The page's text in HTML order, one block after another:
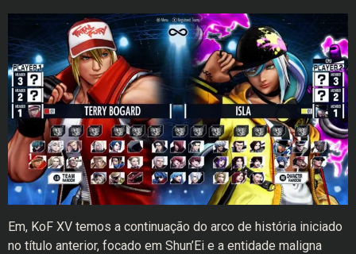
Em, KoF XV temos a continuação do arco de história iniciado
no título anterior, focado em Shun’Ei e a entidade maligna